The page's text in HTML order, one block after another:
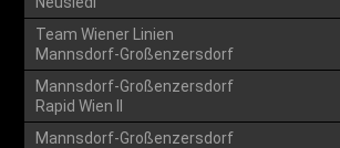
Team Wiener Linien
Mannsdorf-Großenzersdorf
Mannsdorf-Großenzersdorf
Rapid Wien II
Mannsdorf-Großenzersdorf